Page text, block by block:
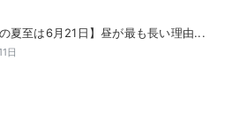
夏至は6月21日】昼が最も長い理由...
日